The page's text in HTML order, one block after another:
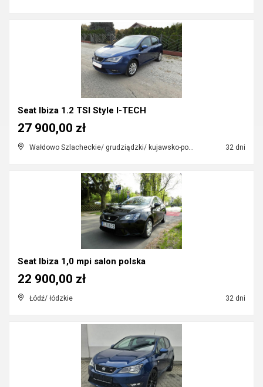
Seat Ibiza 1.2 TSI Style I-TECH
Wałdowo Szlacheckie/ grudziądzki/ kujawsko-pomorskie 32 dni
27 900,00 zł
Seat Ibiza 1,0 mpi salon polska
Łódź/ łódzkie 32 dni
22 900,00 zł